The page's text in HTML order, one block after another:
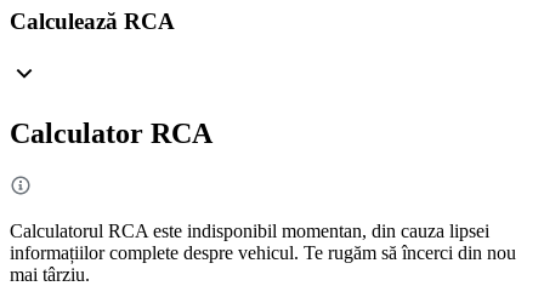
Calculează RCA
Calculator RCA
Calculatorul RCA este indisponibil momentan, din cauza lipsei
informațiilor complete despre vehicul. Te rugăm să încerci din nou
mai târziu.